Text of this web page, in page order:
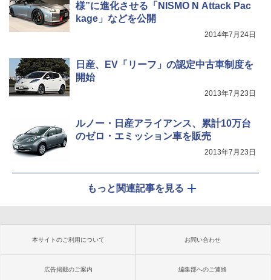
様”に進化させる「NISMO N Attack Pac
kage」などを公開
2014年7月24日
日産、EV「リーフ」の認定中古車制度を
開始
2013年7月23日
ルノー・日産アライアンス、累計10万台
のゼロ・エミッション車を販売
2013年7月23日
もっと関連記事を見る
本サイトのご利用について お問い合わせ
広告掲載のご案内 編集部へのご連絡